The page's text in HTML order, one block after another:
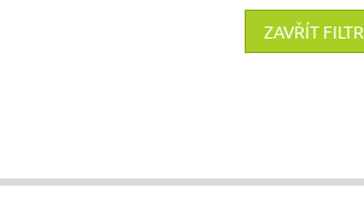
ZAVŘÍT FILTR